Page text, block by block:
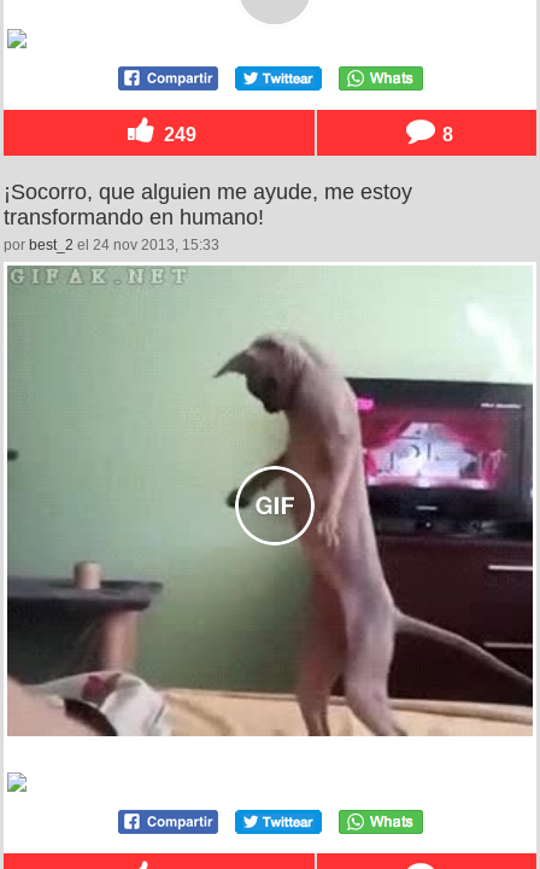
249 8
¡Socorro, que alguien me ayude, me estoy
transformando en humano!
por best_2 el 24 nov 2013, 15:33